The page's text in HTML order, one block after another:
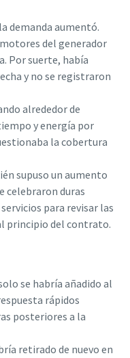
demanda aumentó.
del generador
Por suerte, había
y no se registraron
alrededor de
y energía por
la cobertura
supuso un aumento
celebraron duras
para revisar las
principio del contrato.
se habría añadido al
rápidos
posteriores a la
retirado de nuevo en